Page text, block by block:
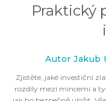
Praktický
Autor Jakub
Zjistěte, jaké investiční
rozdíly mezi mincemi a